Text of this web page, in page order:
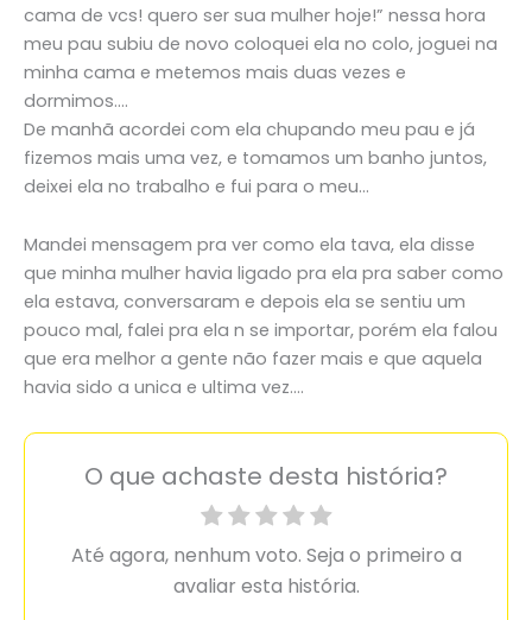
cama de vcs! quero ser sua mulher hoje!” nessa hora
meu pau subiu de novo coloquei ela no colo, joguei na
minha cama e metemos mais duas vezes e
dormimos….
De manhã acordei com ela chupando meu pau e já
fizemos mais uma vez, e tomamos um banho juntos,
deixei ela no trabalho e fui para o meu…
Mandei mensagem pra ver como ela tava, ela disse
que minha mulher havia ligado pra ela pra saber como
ela estava, conversaram e depois ela se sentiu um
pouco mal, falei pra ela n se importar, porém ela falou
que era melhor a gente não fazer mais e que aquela
havia sido a unica e ultima vez….
O que achaste desta história?
Até agora, nenhum voto. Seja o primeiro a
avaliar esta história.